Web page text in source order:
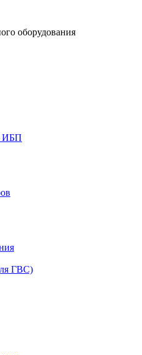
оборудования
ИБП
ГВС)